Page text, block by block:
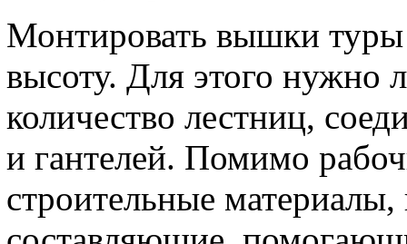
Монтировать вышки
высоту. Для этого нужно
количество лестниц,
и гантелей. Помимо
строительные